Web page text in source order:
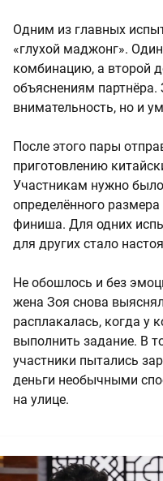
Одним из главных
«глухой маджонг».
комбинацию, а второй
объяснениям партнёра.
внимательность, но и
После этого пары
приготовлению
Участникам нужно
определённого
финиша. Для одних
для других стало
Не обошлось и без
жена Зоя снова
расплакалась, когда у
выполнить задание. В
участники пытались
деньги необычными
на улице.